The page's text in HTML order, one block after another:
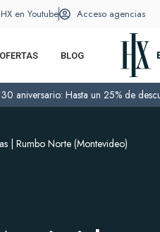
HX en Youtube Acceso agencias
OFERTAS BLOG
aniversario: Hasta un 25% de
| Rumbo Norte (Montevideo)